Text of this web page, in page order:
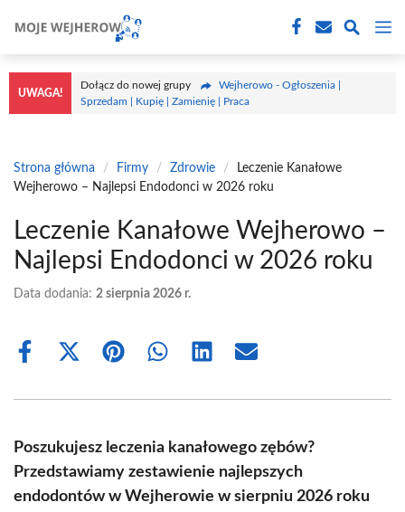
treści
UWAGA!
Dołącz do nowej grupy
Wejherowo - Ogłoszenia |
Sprzedam | Kupię | Zamienię | Praca
Strona główna / Firmy / Zdrowie /
Leczenie Kanałowe
Wejherowo – Najlepsi Endodonci w 2026 roku
Leczenie Kanałowe Wejherowo –
Najlepsi Endodonci w 2026 roku
Data dodania: 2 sierpnia 2026 r.
Share
Share
(Twitter)
Share Share Share Share
Poszukujesz leczenia kanałowego zębów?
Przedstawiamy zestawienie najlepszych
endodontów w Wejherowie w sierpniu 2026 roku